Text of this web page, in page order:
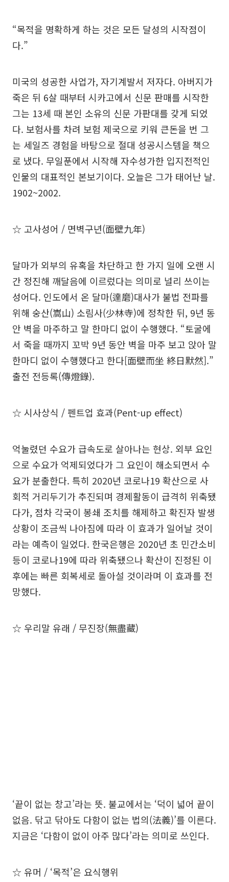
“목적을 명확하게 하는 것은 모든 달성의 시작점이
다.”
미국의 성공한 사업가, 자기계발서 저자다. 아버지가
죽은 뒤 6살 때부터 시카고에서 신문 판매를 시작한
그는 13세 때 본인 소유의 신문 가판대를 갖게 되었
다. 보험사를 차려 보험 제국으로 키워 큰돈을 번 그
는 세일즈 경험을 바탕으로 절대 성공시스템을 책으
로 냈다. 무일푼에서 시작해 자수성가한 입지전적인
인물의 대표적인 본보기이다. 오늘은 그가 태어난 날.
1902~2002.
☆ 고사성어 / 면벽구년(面壁九年)
달마가 외부의 유혹을 차단하고 한 가지 일에 오랜 시
간 정진해 깨달음에 이르렀다는 의미로 널리 쓰이는
성어다. 인도에서 온 달마(達磨)대사가 불법 전파를
위해 숭산(嵩山) 소림사(少林寺)에 정착한 뒤, 9년 동
안 벽을 마주하고 말 한마디 없이 수행했다. “토굴에
서 죽을 때까지 꼬박 9년 동안 벽을 마주 보고 앉아 말
한마디 없이 수행했다고 한다[面壁而坐 終日默然].”
출전 전등록(傳燈錄).
☆ 시사상식 / 펜트업 효과(Pent-up effect)
억눌렸던 수요가 급속도로 살아나는 현상. 외부 요인
으로 수요가 억제되었다가 그 요인이 해소되면서 수
요가 분출한다. 특히 2020년 코로나19 확산으로 사
회적 거리두기가 추진되며 경제활동이 급격히 위축됐
다가, 점차 각국이 봉쇄 조치를 해제하고 확진자 발생
상황이 조금씩 나아짐에 따라 이 효과가 일어날 것이
라는 예측이 일었다. 한국은행은 2020년 초 민간소비
등이 코로나19에 따라 위축됐으나 확산이 진정된 이
후에는 빠른 회복세로 돌아설 것이라며 이 효과를 전
망했다.
☆ 우리말 유래 / 무진장(無盡藏)
‘끝이 없는 창고’라는 뜻. 불교에서는 ‘덕이 넓어 끝이
없음. 닦고 닦아도 다함이 없는 법의(法義)’를 이른다.
지금은 ‘다함이 없이 아주 많다’라는 의미로 쓰인다.
☆ 유머 / ‘목적’은 요식행위